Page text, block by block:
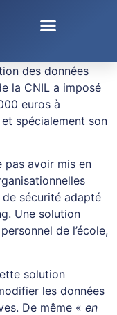
des données
la CNIL a imposé
euros à
et spécialement son
pas avoir mis en
sécurité adapté
Une solution
de l’école,
solution
les données
De même « en